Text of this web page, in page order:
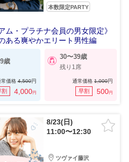
本数限定PARTY
ム・プラチナ会員の男女限定》
ある爽やかエリート男性編
歳
常価格4,500円
割 4,000円
30〜39歳
残り1席
通常価格 1,000円
早割 500円
8/23(日)
11:00〜12:30
ツヴァイ藤沢